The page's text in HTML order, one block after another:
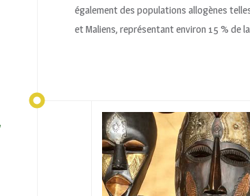
également des populations allogènes
et Maliens, représentant environ 15 % de